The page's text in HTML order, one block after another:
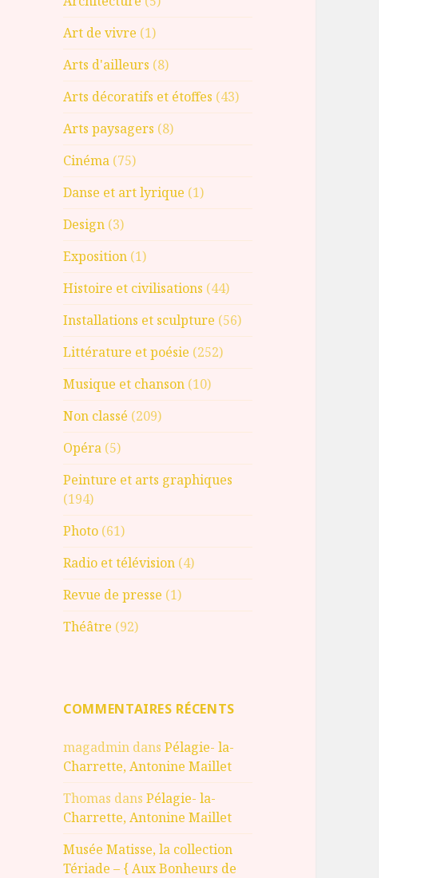
Art de vivre (1)
Arts d'ailleurs (8)
Arts décoratifs et étoffes (43)
Arts paysagers (8)
Cinéma (75)
Danse et art lyrique (1)
Design (3)
Exposition (1)
Histoire et civilisations (44)
Installations et sculpture (56)
Littérature et poésie (252)
Musique et chanson (10)
Non classé (209)
Opéra (5)
Peinture et arts graphiques
(194)
Photo (61)
Radio et télévision (4)
Revue de presse (1)
Théâtre (92)
COMMENTAIRES RÉCENTS
magadmin dansPélagie- la-
Charrette, Antonine Maillet
Thomas dansPélagie- la-
Charrette, Antonine Maillet
Musée Matisse, la collection
Tériade – { Aux Bonheurs de